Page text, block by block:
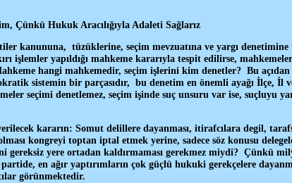
Çünkü Hukuk Aracılığıyla Adaleti Sağlarız
kanununa, tüzüklerine, seçim mevzuatına ve yargı
işlemler yapıldığı mahkeme kararıyla tespit edilirse,
hangi mahkemedir, seçim işlerini kim denetler? Bu açıdan
sistemin bir parçasıdır, bu denetim en önemli ayağı İlçe, İl
seçimi denetlemez, seçim işinde suç unsuru var ise, suçluyu
kararın: Somut delillere dayanması, itirafcılara degil,
kongreyi toptan iptal etmek yerine, sadece söz konusu
gereksiz yere ortadan kaldırmaması gerekmez miydi? Çünkü
en ağır yaptırımların çok güçlü hukuki gerekçelere
görünmektedir.